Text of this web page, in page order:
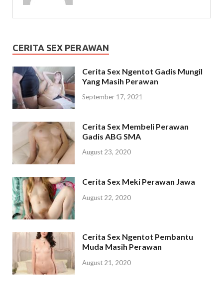
CERITA SEX PERAWAN
Cerita Sex Ngentot Gadis Mungil
Yang Masih Perawan
September 17, 2021
Cerita Sex Membeli Perawan
Gadis ABG SMA
August 23, 2020
Cerita Sex Meki Perawan Jawa
August 22, 2020
Cerita Sex Ngentot Pembantu
Muda Masih Perawan
August 21, 2020